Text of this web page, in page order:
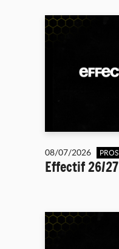
08/07/2026 PROS
Effectif 26/27